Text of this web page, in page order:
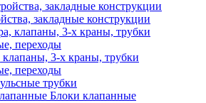
закладные конструкции
3-х краны, трубки
переходы
трубки
Блоки клапанные